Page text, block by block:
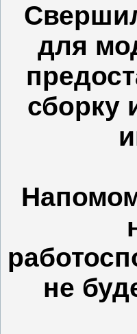
для
сборку
не